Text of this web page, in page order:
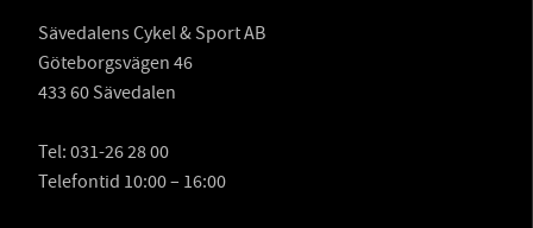
Sävedalens Cykel & Sport AB
Göteborgsvägen 46
433 60 Sävedalen
Tel: 031-26 28 00
Telefontid 10:00 – 16:00